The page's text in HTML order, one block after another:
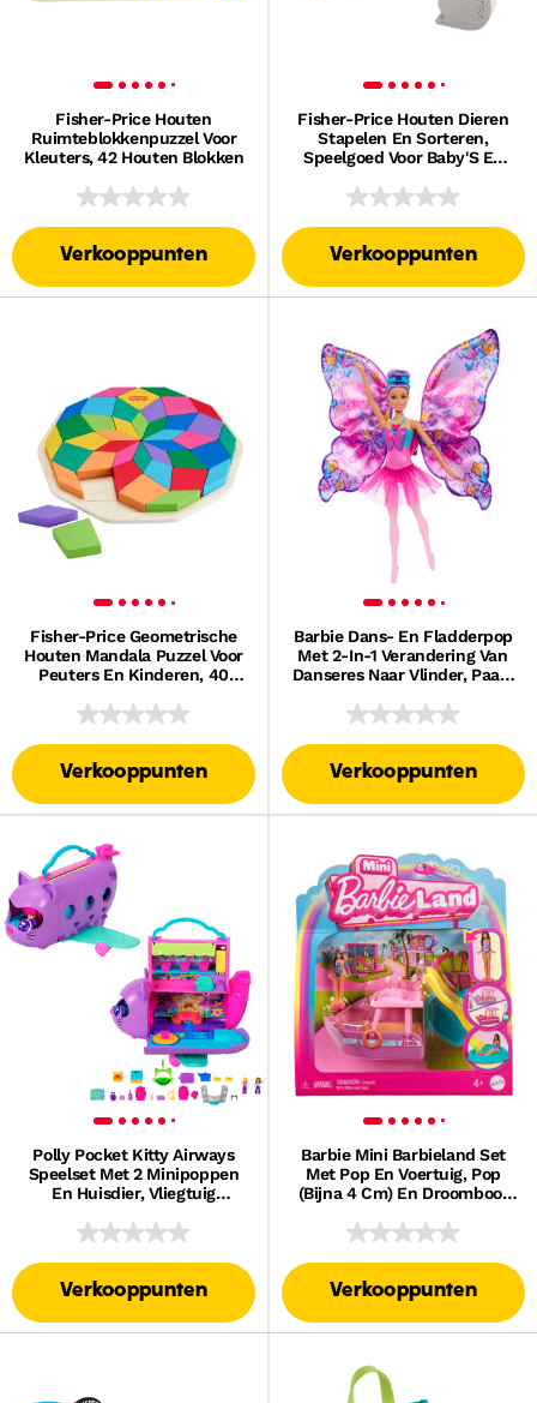
Fisher-Price Houten
Ruimteblokkenpuzzel Voor
Kleuters, 42 Houten Blokken
Verkooppunten
Fisher-Price Houten Dieren
Stapelen En Sorteren,
Speelgoed Voor Baby'S En
Verkooppunten
Fisher-Price Geometrische
Houten Mandala Puzzel Voor
Peuters En Kinderen, 40
Verkooppunten
Barbie Dans- En Fladderpop
Met 2-In-1 Verandering Van
Danseres Naar Vlinder, Paars
Verkooppunten
Polly Pocket Kitty Airways
Speelset Met 2 Minipoppen
En Huisdier, Vliegtuig
Accessoires
Verkooppunten
Barbie Mini Barbieland Set
Met Pop En Voertuig, Pop
(Bijna 4 Cm) En Droomboot
Verkooppunten